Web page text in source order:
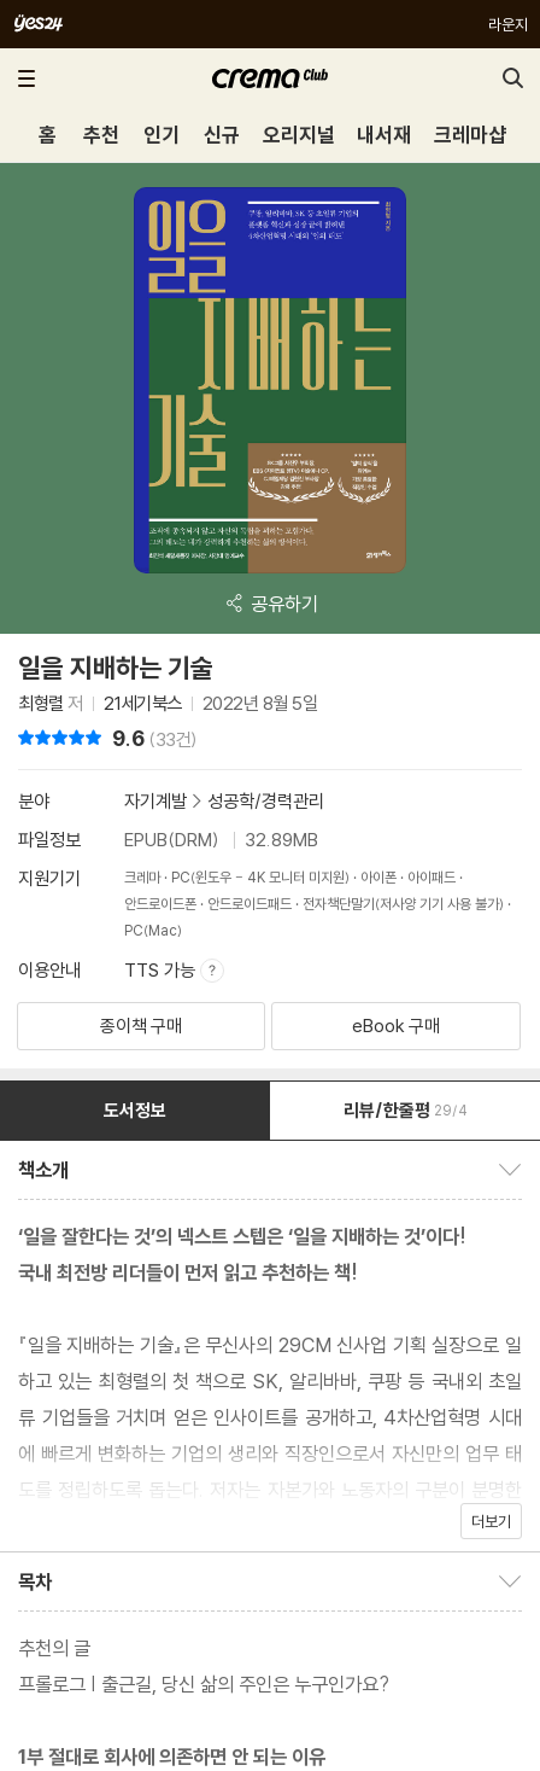
라운지
홈 추천 인기 신규 오리지널 내서재 크레마샵
공유하기
일을 지배하는 기술
최형렬 저 21세기북스 2022년 8월 5일
9.6 (33건)
분야 자기계발 > 성공학/경력관리
파일정보
EPUB(DRM)
32.89MB
지원기기
크레마 PC(윈도우 - 4K 모니터 미지원) 아이폰
아이패드
안드로이드폰
안드로이드패드
전자책단말기(저사양 기기 사용 불가)
PC(Mac)
이용안내 TTS 가능
종이책 구매 eBook 구매
도서정보 리뷰/한줄평 29/4
책소개
‘일을 잘한다는 것’의 넥스트 스텝은 ‘일을 지배하는 것’이다!
국내 최전방 리더들이 먼저 읽고 추천하는 책!
『일을 지배하는 기술』은 무신사의 29CM 신사업 기획 실장으로 일
하고 있는 최형렬의 첫 책으로 SK, 알리바바, 쿠팡 등 국내외 초일
류 기업들을 거치며 얻은 인사이트를 공개하고, 4차산업혁명 시대
에 빠르게 변화하는 기업의 생리와 직장인으로서 자신만의 업무 태
도를 정립하도록 돕는다. 저자는 자본가와 노동자의 구분이 분명한
이전 시대와 달리 4차산업혁명 시대는 ‘지식과 정보’가 생산 수단이
대를 살아가기 위해서는 단순히 주어진 업무를 끝내는 것이 아니라,
사회의 변화에 누구보다 빠르고 민감하게 대처해야 한다고 이야기
한다.
『일을 지배하는 기술』은 4차산업혁명 시대를 맞아 변화한 일의 공
더보기
목차
추천의 글
프롤로그 | 출근길, 당신 삶의 주인은 누구인가요?
1부 절대로 회사에 의존하면 안 되는 이유